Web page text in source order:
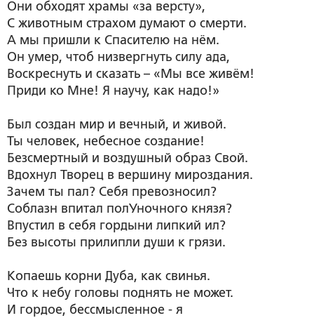
Они обходят храмы «за версту»,
С животным страхом думают о смерти.
А мы пришли к Спасителю на нём.
Он умер, чтоб низвергнуть силу ада,
Воскреснуть и сказать – «Мы все живём!
Приди ко Мне! Я научу, как надо!»
Был создан мир и вечный, и живой.
Ты человек, небесное создание!
Безсмертный и воздушный образ Свой.
Вдохнул Творец в вершину мироздания.
Зачем ты пал? Себя превозносил?
Соблазн впитал полУночного князя?
Впустил в себя гордыни липкий ил?
Без высоты прилипли души к грязи.
Копаешь корни Дуба, как свинья.
Что к небу головы поднять не может.
И гордое, бессмысленное - я